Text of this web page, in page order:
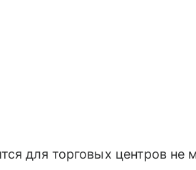
для торговых центров